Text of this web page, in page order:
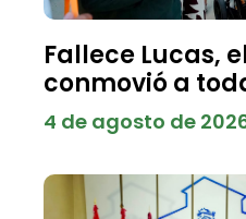
Fallece Lucas,
conmovió a
4 de agosto de